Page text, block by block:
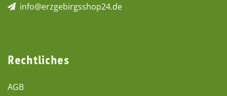
info@erzgebirgsshop24.de
Rechtliches
AGB